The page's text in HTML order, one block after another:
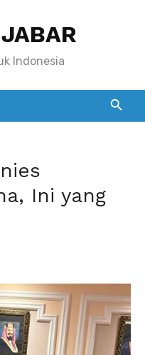
Indonesia
Ini yang